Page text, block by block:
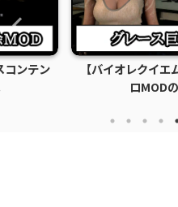
コンテン
【バイオレクイ
ロMOD